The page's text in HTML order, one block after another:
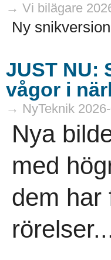
→ Vi bilägare
Ny
JUST NU:
vågor i
→ NyTeknik
Nya
med
dem har